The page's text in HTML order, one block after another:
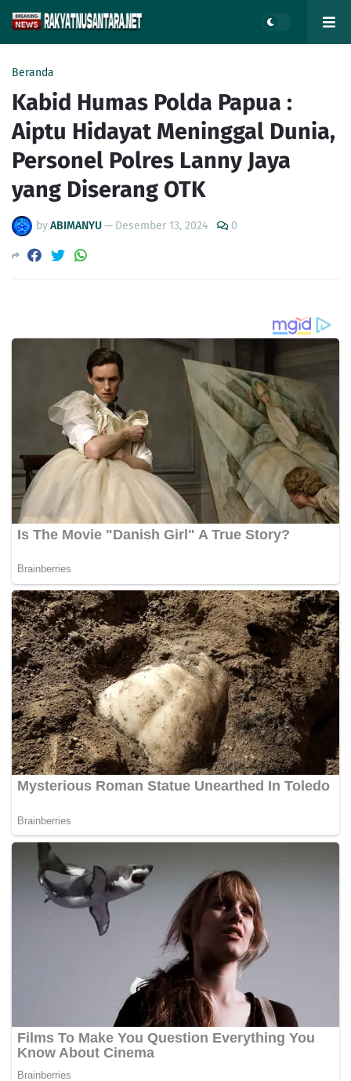
Beranda
Kabid Humas Polda Papua :
Aiptu Hidayat Meninggal Dunia,
Personel Polres Lanny Jaya
yang Diserang OTK
byABIMANYU— Desember 13, 2024 0